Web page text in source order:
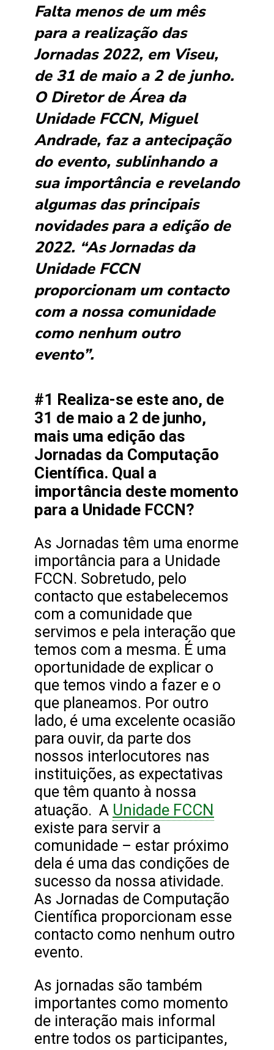
Falta menos de um mês
para a realização das
Jornadas 2022, em Viseu,
de 31 de maio a 2 de junho.
O Diretor de Área da
Unidade FCCN, Miguel
Andrade, faz a antecipação
do evento, sublinhando a
sua importância e revelando
algumas das principais
novidades para a edição de
2022. “As Jornadas da
Unidade FCCN
proporcionam um contacto
com a nossa comunidade
como nenhum outro
evento”.
#1 Realiza-se este ano, de
31 de maio a 2 de junho,
mais uma edição das
Jornadas da Computação
Científica. Qual a
importância deste momento
para a Unidade FCCN?
As Jornadas têm uma enorme
importância para a Unidade
FCCN. Sobretudo, pelo
contacto que estabelecemos
com a comunidade que
servimos e pela interação que
temos com a mesma. É uma
oportunidade de explicar o
que temos vindo a fazer e o
que planeamos. Por outro
lado, é uma excelente ocasião
para ouvir, da parte dos
nossos interlocutores nas
instituições, as expectativas
que têm quanto à nossa
atuação. A Unidade FCCN
existe para servir a
comunidade – estar próximo
dela é uma das condições de
sucesso da nossa atividade.
As Jornadas de Computação
Científica proporcionam esse
contacto como nenhum outro
evento.
As jornadas são também
importantes como momento
de interação mais informal
entre todos os participantes,